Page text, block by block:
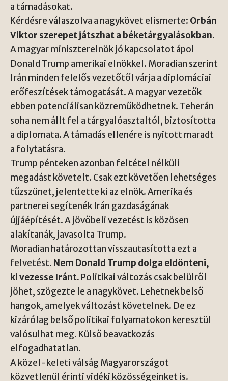
a támadásokat.
Kérdésre válaszolva a nagykövet elismerte: Orbán
Viktor szerepet játszhat a béketárgyalásokban.
A magyar miniszterelnök jó kapcsolatot ápol
Donald Trump amerikai elnökkel. Moradian szerint
Irán minden felelős vezetőtől várja a diplomáciai
erőfeszítések támogatását. A magyar vezetők
ebben potenciálisan közreműködhetnek. Teherán
soha nem állt fel a tárgyalóasztaltól, biztosította
a diplomata. A támadás ellenére is nyitott maradt
a folytatásra.
Trump pénteken azonban feltétel nélküli
megadást követelt. Csak ezt követően lehetséges
tűzszünet, jelentette ki az elnök. Amerika és
partnerei segítenék Irán gazdaságának
újjáépítését. A jövőbeli vezetést is közösen
alakítanák, javasolta Trump.
Moradian határozottan visszautasította ezt a
felvetést. Nem Donald Trump dolga eldönteni,
ki vezesse Iránt. Politikai változás csak belülről
jöhet, szögezte le a nagykövet. Lehetnek belső
hangok, amelyek változást követelnek. De ez
kizárólag belső politikai folyamatokon keresztül
valósulhat meg. Külső beavatkozás
elfogadhatatlan.
A közel-keleti válság Magyarországot
közvetlenül érinti vidéki közösségeinket is.